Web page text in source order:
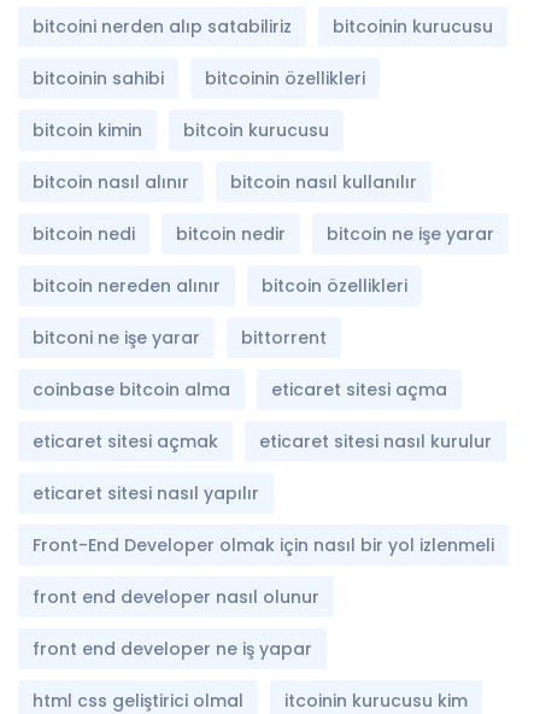
bitcoini nerden alıp satabiliriz bitcoinin kurucusu
bitcoinin sahibi bitcoinin özellikleri
bitcoin kimin bitcoin kurucusu
bitcoin nasıl alınır bitcoin nasıl kullanılır
bitcoin nedi bitcoin nedir bitcoin ne işe yarar
bitcoin nereden alınır bitcoin özellikleri
bitconi ne işe yarar bittorrent
coinbase bitcoin alma eticaret sitesi açma
eticaret sitesi açmak eticaret sitesi nasıl kurulur
eticaret sitesi nasıl yapılır
Front-End Developer olmak için nasıl bir yol izlenmeli
front end developer nasıl olunur
front end developer ne iş yapar
html css geliştirici olmal itcoinin kurucusu kim